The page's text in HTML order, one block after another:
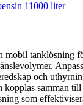
mobil tanklösning
och
kopplas samman till
som